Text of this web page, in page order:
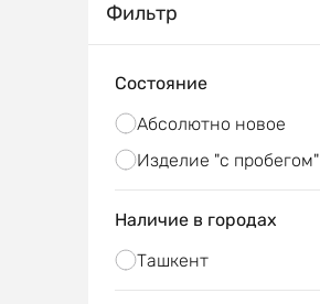
Фильтр
Состояние
Абсолютно новое
Изделие "с пробегом"
Наличие в городах
Ташкент